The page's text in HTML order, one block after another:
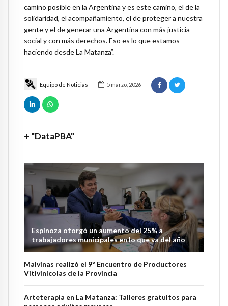
Equipo de Noticias 5 marzo, 2026
+ "DataPBA"
Espinoza otorgó un aumento del 25% a
trabajadores municipales en lo que va del año
Malvinas realizó el 9º Encuentro de Productores
Vitivinícolas de la Provincia
Arteterapia en La Matanza: Talleres gratuitos para
camino posible en la Argentina y es este camino, el de la
solidaridad, el acompañamiento, el de proteger a nuestra
gente y el de generar una Argentina con más justicia
social y con más derechos. Eso es lo que estamos
haciendo desde La Matanza”.